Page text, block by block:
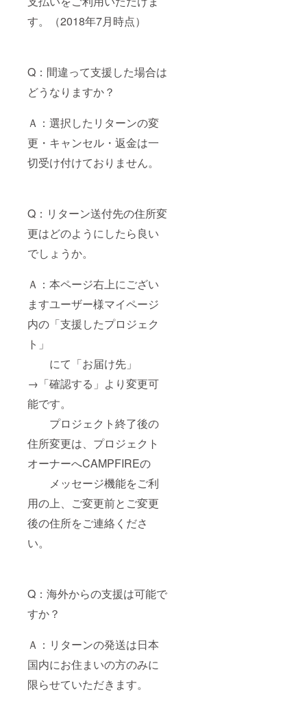
す。（2018年7月時点）
Q：間違って支援した場合は
どうなりますか？
Ａ：選択したリターンの変
更・キャンセル・返金は一
切受け付けておりません。
Q：リターン送付先の住所変
更はどのようにしたら良い
でしょうか。
Ａ：本ページ右上にござい
ますユーザー様マイページ
内の「支援したプロジェク
ト」
にて「お届け先」
→「確認する」より変更可
能です。
プロジェクト終了後の
住所変更は、プロジェクト
オーナーへCAMPFIREの
メッセージ機能をご利
用の上、ご変更前とご変更
後の住所をご連絡くださ
い。
Q：海外からの支援は可能で
すか？
Ａ：リターンの発送は日本
国内にお住まいの方のみに
限らせていただきます。